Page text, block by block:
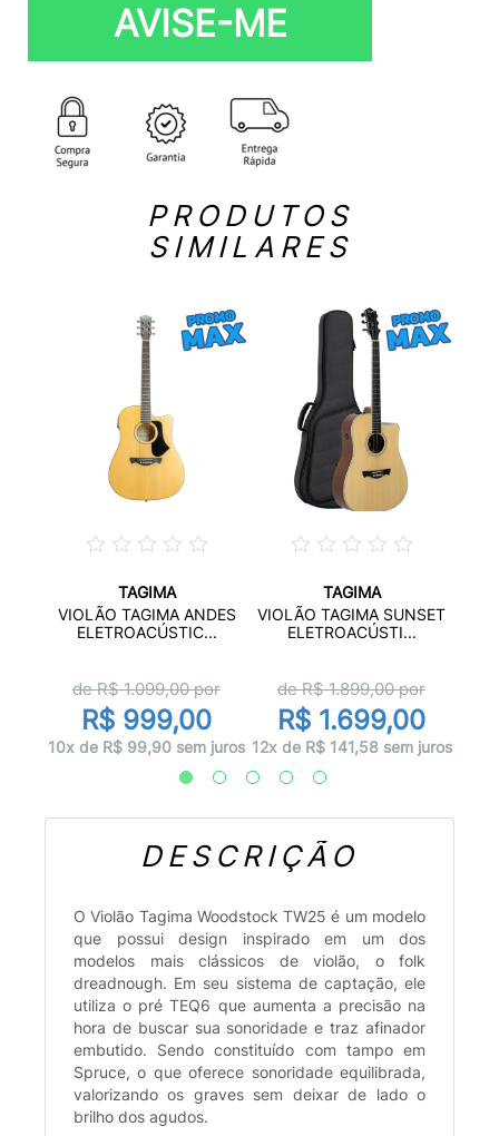
AVISE-ME
PRODUTOS
SIMILARES
TAGIMA
VIOLÃO TAGIMA ANDES
ELETROACÚSTIC...
de R$1.099,00por
R$ 999,00
10x de R$ 99,90 sem juros
TAGIMA
VIOLÃO TAGIMA SUNSET
ELETROACÚSTI...
de R$1.899,00por
R$ 1.699,00
12x de R$ 141,58 sem juros
DESCRIÇÃO
O Violão Tagima Woodstock TW25 é um modelo
que possui design inspirado em um dos
modelos mais clássicos de violão, o folk
dreadnough. Em seu sistema de captação, ele
utiliza o pré TEQ6 que aumenta a precisão na
hora de buscar sua sonoridade e traz afinador
embutido. Sendo constituído com tampo em
Spruce, o que oferece sonoridade equilibrada,
valorizando os graves sem deixar de lado o
brilho dos agudos.